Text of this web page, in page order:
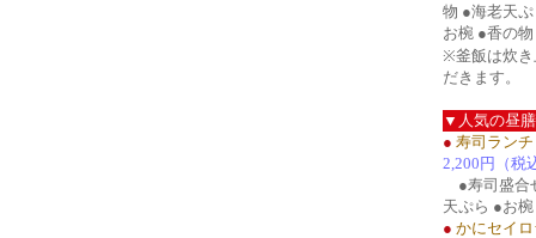
物 ●海老天
お椀 ●香の
※釜飯は炊き
だきます。
▼人気の昼膳
● 寿司ランチ
2,200円（税
●寿司盛合
天ぷら ●お
● かにセイ